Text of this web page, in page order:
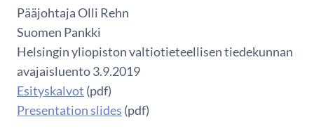
Pääjohtaja Olli Rehn
Suomen Pankki
Helsingin yliopiston valtiotieteellisen tiedekunnan
avajaisluento 3.9.2019
Esityskalvot (pdf)
Presentation slides (pdf)